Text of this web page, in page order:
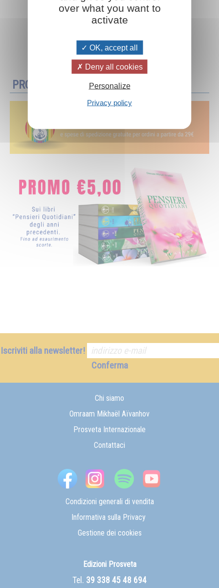
Aggiungi al carrello
PROMOZIONI
Iscriviti alla newsletter!
Conferma
Chi siamo
Omraam Mikhaël Aïvanhov
Prosveta Internazionale
Contattaci
Condizioni generali di vendita
Informativa sulla Privacy
Gestione dei cookies
Edizioni Prosveta
Tel. 39 338 45 48 694
over what you want to
activate
OK, accept all
Deny all cookies
Personalize
Privacy policy